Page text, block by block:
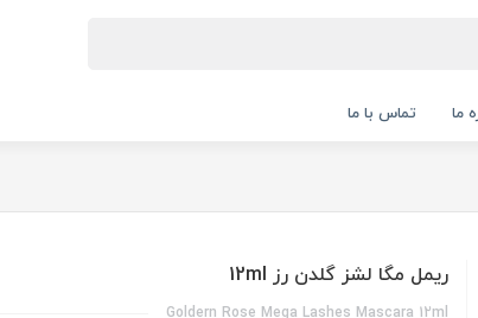
ما تماس با ما
ریمل مگا لشز گلدن رز 12ml
Goldern Rose Mega Lashes Mascara 12ml